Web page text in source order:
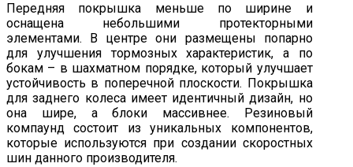
Передняя покрышка меньше по ширине и
оснащена небольшими протекторными
элементами. В центре они размещены попарно
для улучшения тормозных характеристик, а по
бокам – в шахматном порядке, который улучшает
устойчивость в поперечной плоскости. Покрышка
для заднего колеса имеет идентичный дизайн, но
она шире, а блоки массивнее. Резиновый
компаунд состоит из уникальных компонентов,
которые используются при создании скоростных
шин данного производителя.